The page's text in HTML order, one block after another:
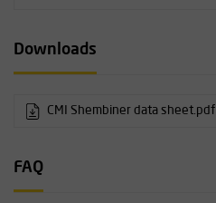
Downloads
CMI Shembiner data sheet.pdf
FAQ